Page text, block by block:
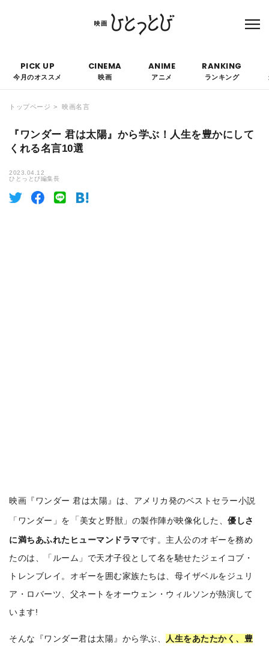
て優遇されることはありません。
PICK UP
今月のオススメ
CINEMA
映画
ANIME
アニメ
RANKING
ランキング
トップページ 映画名言
『ワンダー 君は太陽』から学ぶ！人生を豊かにして
くれる名言10選
2023.04.12
ひとっとび編集長
映画『ワンダー 君は太陽』は、アメリカ発のベストセラー小説
「ワンダー」を 「 美女と野獣」の製作陣が映像化した、優しさ
に満ちあふれたヒューマンドラマです。主人公のオギーを務め
たのは、「ルーム」で天才子役として名を馳せたジェイコブ・
トレンブレイ。オギーを囲む家族たちは、母イザベルをジュリ
ア・ロバーツ、父ネートをオーウェン・ウィルソンが熱演して
います!
そんな『ワンダー君は太陽』から学ぶ、
人生をあたたかく、豊